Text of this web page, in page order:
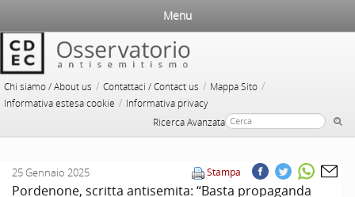
Chi siamo / About us / Contattaci / Contact us / Mappa Sito /
Informativa estesa cookie / Informativa privacy
Ricerca Avanzata
Menu
Stampa
25 Gennaio 2025
Pordenone, scritta antisemita: “Basta propaganda